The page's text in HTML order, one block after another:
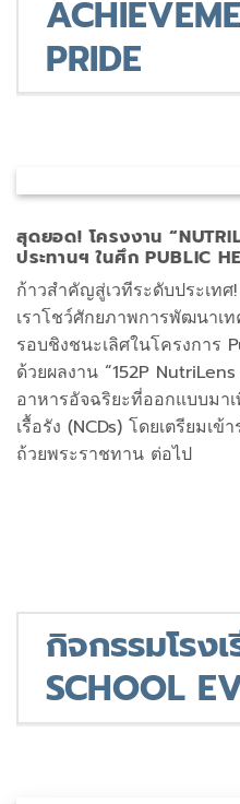
PRIDE
สุดยอด! โครงงาน
ประทานฯ ในศึก PUBLIC
ก้าวสำคัญสู่เวทีระดับประเท
เราโชว์ศักยภาพการพัฒนาเ
รอบชิงชนะเลิศในโครงการ
ด้วยผลงาน “152P
อาหารอัจฉริยะที่ออกแบบมา
เรื้อรัง (NCDs) โดยเตรียมเ
ถ้วยพระราชทาน ต่อไป
กิจกรรมโรง
SCHOOL